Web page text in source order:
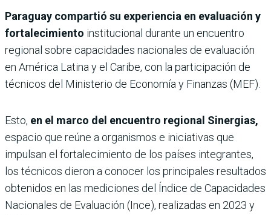
Paraguay compartió su experiencia en evaluación y
fortalecimiento institucional durante un encuentro
regional sobre capacidades nacionales de evaluación
en América Latina y el Caribe, con la participación de
técnicos del Ministerio de Economía y Finanzas (MEF).
Esto, en el marco del encuentro regional Sinergias,
espacio que reúne a organismos e iniciativas que
impulsan el fortalecimiento de los países integrantes,
los técnicos dieron a conocer los principales resultados
obtenidos en las mediciones del Índice de Capacidades
Nacionales de Evaluación (Ince), realizadas en 2023 y